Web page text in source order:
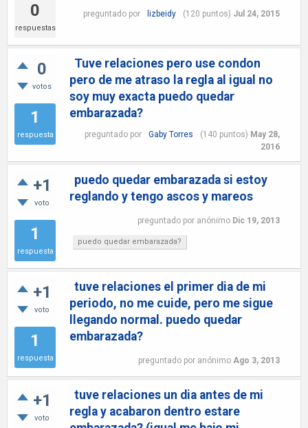
0
respuestas
preguntado por lizbeidy (120 puntos) Jul 24, 2015
0
votos
1
respuesta
Tuve relaciones pero use condon
pero de me atraso la regla al igual no
soy muy exacta puedo quedar
embarazada?
preguntado por Gaby Torres (140 puntos) May 28,
2016
+1
voto
1
respuesta
puedo quedar embarazada si estoy
reglando y tengo ascos y mareos
preguntado por anónimo Dic 19, 2013
puedo quedar embarazada?
+1
voto
1
respuesta
tuve relaciones el primer dia de mi
periodo, no me cuide, pero me sigue
llegando normal. puedo quedar
embarazada?
preguntado por anónimo Ago 3, 2013
+1
voto
tuve relaciones un dia antes de mi
regla y acabaron dentro estare